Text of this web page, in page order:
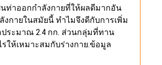
นท่าออกกำลังกายที่ให้ผลดีมากอัน
กายในสมัยนี้ ทำไมจึงดีกับการเพิ่ม
ระมาณ 2.4 กก. ส่วนกลุ่มที่ทาน
ให้เหมาะสมกับร่างกาย.ข้อมูล